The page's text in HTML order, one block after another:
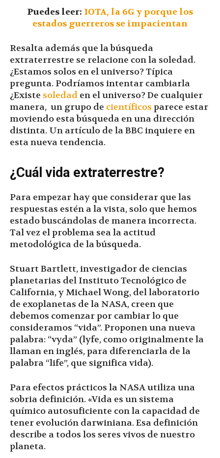
Puedes leer: IOTA, la 6G y porque los
estados guerreros se impacientan
Resalta además que la búsqueda
extraterrestre se relacione con la soledad.
¿Estamos solos en el universo? Típica
pregunta. Podríamos intentar cambiarla
¿Existe soledad en el universo? De cualquier
manera, un grupo de científicos parece estar
moviendo esta búsqueda en una dirección
distinta. Un artículo de la BBC inquiere en
esta nueva tendencia.
¿Cuál vida extraterrestre?
Para empezar hay que considerar que las
respuestas estén a la vista, solo que hemos
estado buscándolas de manera incorrecta.
Tal vez el problema sea la actitud
metodológica de la búsqueda.
Stuart Bartlett, investigador de ciencias
planetarias del Instituto Tecnológico de
California, y Michael Wong, del laboratorio
de exoplanetas de la NASA, creen que
debemos comenzar por cambiar lo que
consideramos “vida”. Proponen una nueva
palabra: “vyda” (lyfe, como originalmente la
llaman en inglés, para diferenciarla de la
palabra “life”, que significa vida).
Para efectos prácticos la NASA utiliza una
sobria definición. «Vida es un sistema
químico autosuficiente con la capacidad de
tener evolución darwiniana. Esa definición
describe a todos los seres vivos de nuestro
planeta.